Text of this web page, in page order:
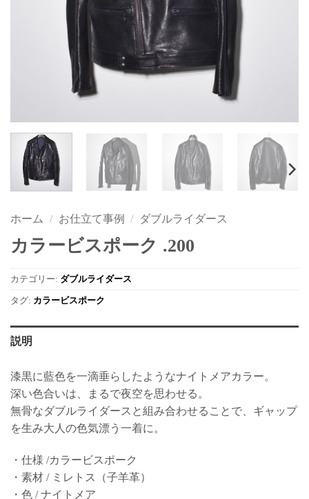
ホーム / お仕立て事例 / ダブルライダース
カラービスポーク .200
カテゴリー: ダブルライダース
タグ: カラービスポーク
説明
漆黒に藍色を一滴垂らしたようなナイトメアカラー。
深い色合いは、まるで夜空を思わせる。
無骨なダブルライダースと組み合わせることで、ギャップ
を生み大人の色気漂う一着に。
・仕様 /カラービスポーク
・素材 / ミレトス（子羊革）
・色 / ナイトメア